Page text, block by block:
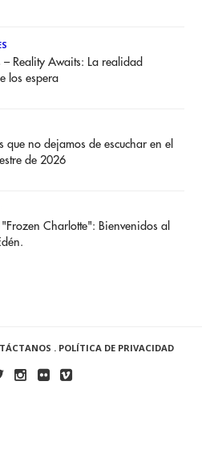
– Reality Awaits: La realidad
los espera
que no dejamos de escuchar en el
de 2026
Charlotte": Bienvenidos al
. POLÍTICA DE PRIVACIDAD